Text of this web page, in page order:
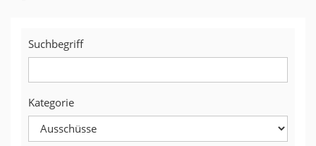
Suchbegriff
Kategorie